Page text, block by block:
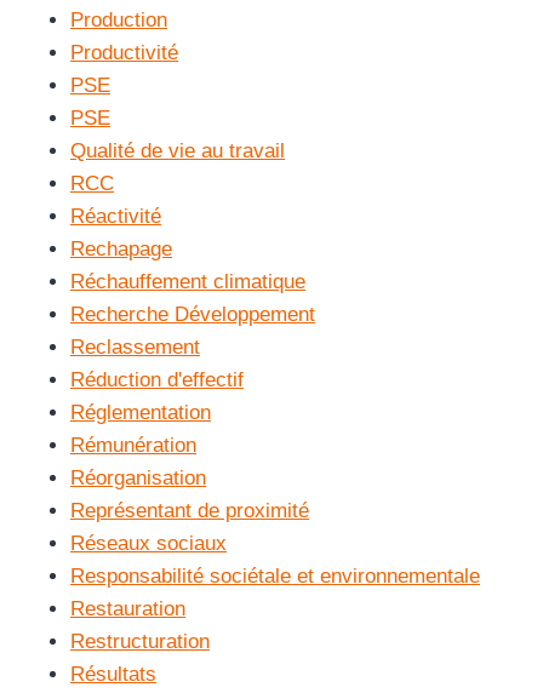
Production
Productivité
PSE
PSE
Qualité de vie au travail
RCC
Réactivité
Rechapage
Réchauffement climatique
Recherche Développement
Reclassement
Réduction d'effectif
Réglementation
Rémunération
Réorganisation
Représentant de proximité
Réseaux sociaux
Responsabilité sociétale et environnementale
Restauration
Restructuration
Résultats